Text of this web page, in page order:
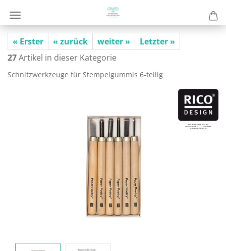
« Erster « zurück weiter »
Letzter »
27Artikel in dieser Kategorie
Schnitz­werk­zeu­ge für Stem­pel­gum­mis 6-​teilig